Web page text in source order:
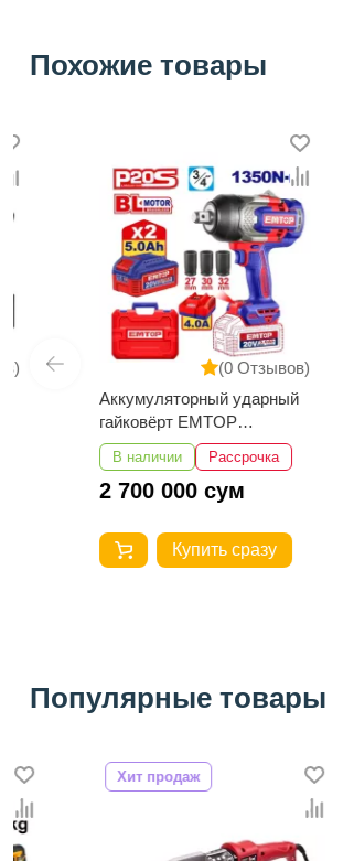
Похожие товары
(0 Отзывов)
Аккумуляторный ударный
гайковёрт EMTOP
ECIWL20135
В наличии Рассрочка
2 700 000 сум
Купить сразу
Популярные товары
Хит продаж